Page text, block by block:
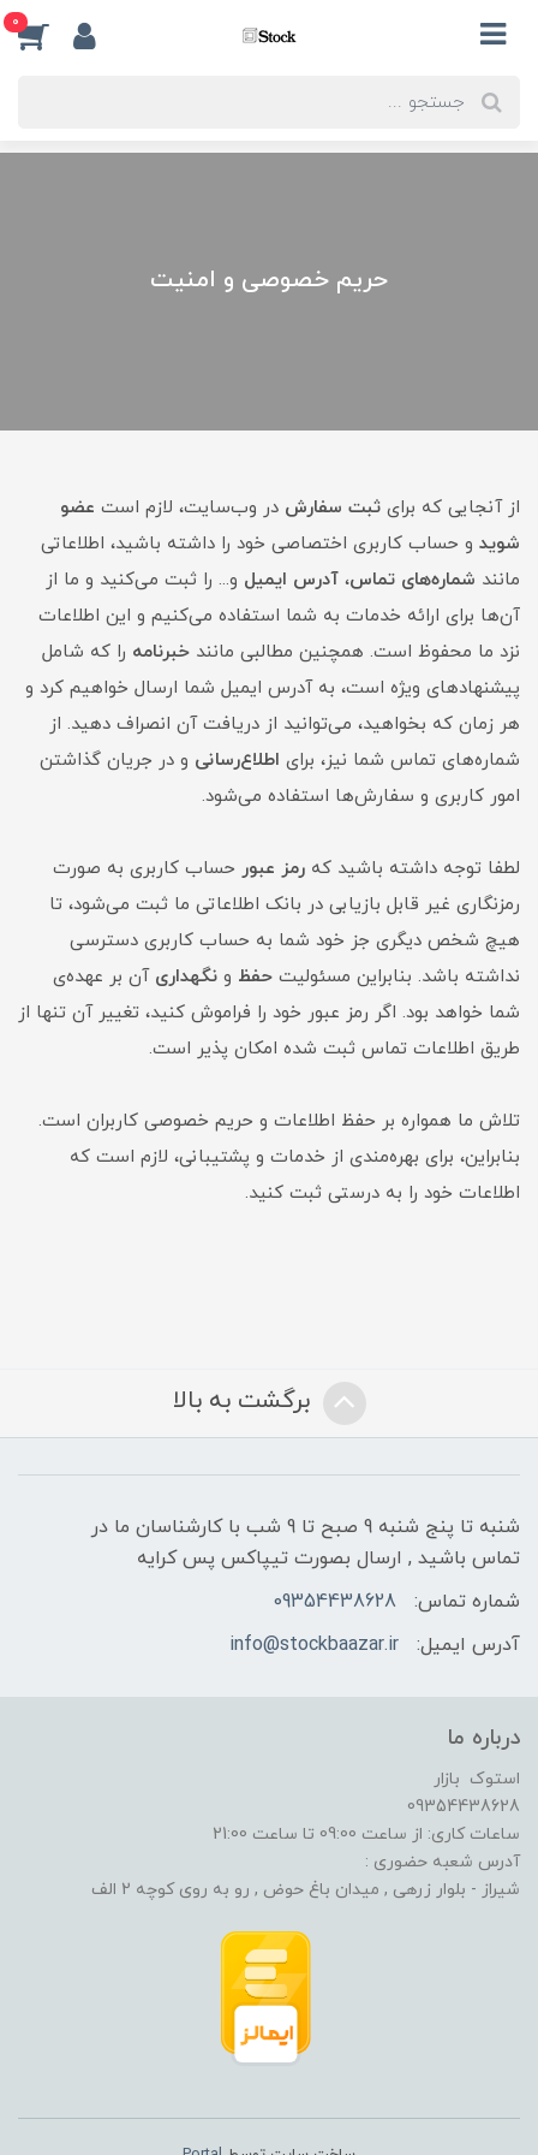
0
حریم خصوصی و امنیت
از آنجایی که برای ثبت سفارش در وب‌سایت، لازم است عضو
شوید و حساب کاربری اختصاصی خود را داشته باشید، اطلاعاتی
مانند شماره‌های تماس، آدرس ایمیل و... را ثبت می‌کنید و ما از
آن‌ها برای ارائه خدمات به شما استفاده می‌کنیم و این اطلاعات
نزد ما محفوظ است. همچنین مطالبی مانند خبرنامه را که شامل
پیشنهادهای ویژه است، به آدرس ایمیل شما ارسال خواهیم کرد و
هر زمان که بخواهید، می‌توانید از دریافت آن انصراف دهید. از
شماره‌های تماس شما نیز، برای اطلاع‌رسانی و در جریان گذاشتن
امور کاربری و سفارش‌ها استفاده می‌شود.
لطفا توجه داشته باشید که رمز عبور حساب کاربری به صورت
رمزنگاری غیر قابل بازیابی در بانک اطلاعاتی ما ثبت می‌شود، تا
هیچ شخص دیگری جز خود شما به حساب کاربری دسترسی
نداشته باشد. بنابراین مسئولیت حفظ و نگهداری آن بر عهده‌ی
شما خواهد بود. اگر رمز عبور خود را فراموش کنید، تغییر آن تنها از
طریق اطلاعات تماس ثبت شده امکان پذیر است.
تلاش ما همواره بر حفظ اطلاعات و حریم خصوصی کاربران است.
بنابراین، برای بهره‌مندی از خدمات و پشتیبانی، لازم است که
اطلاعات خود را به درستی ثبت کنید.
برگشت به بالا
شنبه تا پنج شنبه 9 صبح تا 9 شب با کارشناسان ما در
تماس باشید , ارسال بصورت تیپاکس پس کرایه
شماره تماس:
09354438628
آدرس ایمیل:
info@stockbaazar.ir
درباره ما
استوک بازار
09354438628
ساعات کاری: از ساعت 09:00 تا ساعت 21:00
آدرس شعبه حضوری :
شیراز - بلوار زرهی , میدان باغ حوض , رو به روی کوچه 2 الف